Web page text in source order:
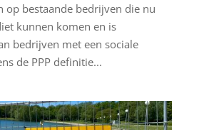
op bestaande bedrijven die nu
kunnen komen en is
bedrijven met een sociale
de PPP definitie...